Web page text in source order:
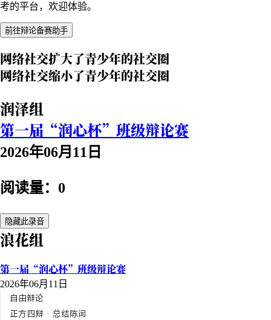
考的平台，欢迎体验。
前往辩论备赛助手
网络社交扩大了青少年的社交圈
网络社交缩小了青少年的社交圈
润泽组
第一届“润心杯”班级辩论赛
2026年06月11日
阅读量：0
隐藏此录音
浪花组
第一届“润心杯”班级辩论赛
2026年06月11日
自由辩论
正方四辩 · 总结陈词